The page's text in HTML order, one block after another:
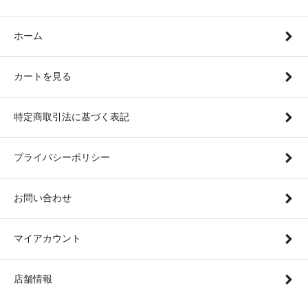
ホーム
カートを見る
特定商取引法に基づく表記
プライバシーポリシー
お問い合わせ
マイアカウント
店舗情報